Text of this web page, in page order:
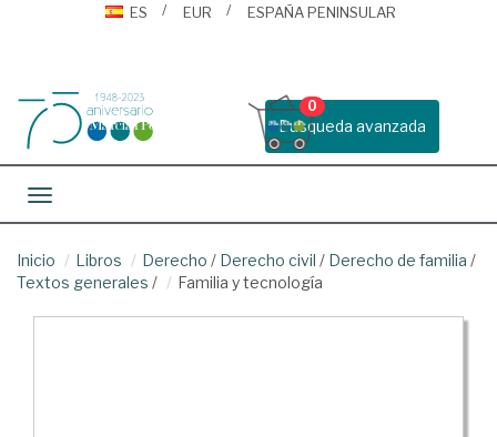
ES
EUR ESPAÑA PENINSULAR
Busqueda avanzada
0
Toggle navigation
Inicio Libros Derecho / Derecho civil / Derecho de familia /
Textos generales / Familia y tecnología